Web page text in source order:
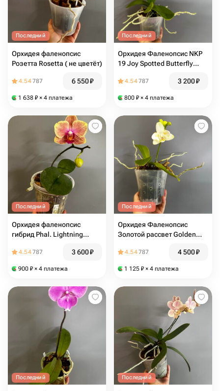
Последний
Орхидея фаленопсис
Розетта Rosetta ( не цветёт)
4.54787 6 550₽
1 638 ₽ × 4 платежа
Последний
Орхидея Фаленопсис NKP
19 Joy Spotted Butterfly
леопард (отцвёл)
4.54787 3 200₽
800 ₽ × 4 платежа
Последний
Орхидея фаленопсис
гибрид Phal. Lightning
(отцвел)
4.54787 3 600₽
900 ₽ × 4 платежа
Последний
Орхидея Фаленопсис
Золотой рассвет Golden
4.54787 4 500₽
1 125 ₽ × 4 платежа
Последний Последний